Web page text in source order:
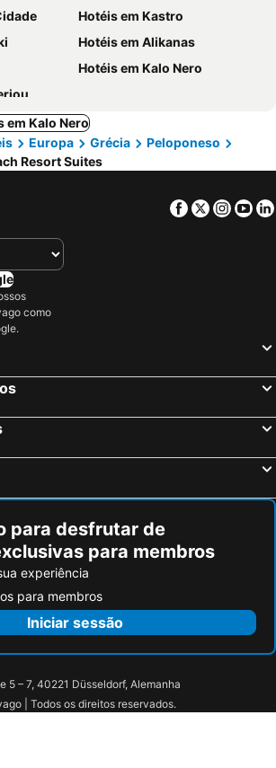
Hotéis em Kastro
Hotéis em Alikanas
Hotéis em Kalo Nero
em Kalo Nero
Europa Grécia
Peloponeso
Resort Suites
Facebook
Twitter
como
para desfrutar de
para membros
experiência
para membros
Iniciar sessão
5 – 7, 40221 Düsseldorf, Alemanha
| Todos os direitos reservados.